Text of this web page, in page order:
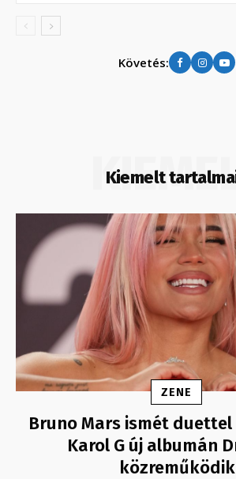
Követés:
Kiemelt
ZENE
Bruno Mars ismét duettel
Karol G új albumán
közreműködik